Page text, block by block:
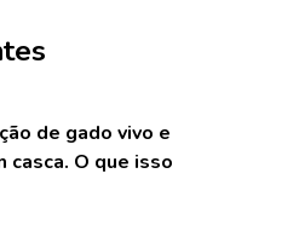
de gado vivo e
casca. O que isso